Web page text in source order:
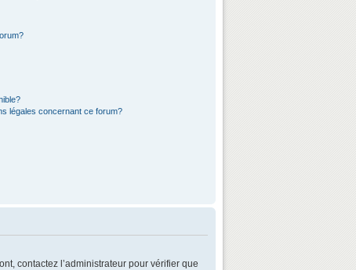
légales concernant ce forum?
contactez l’administrateur pour vérifier que